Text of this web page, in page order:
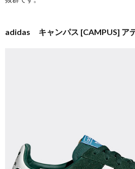
adidas キャンパス [CAMPUS] ア